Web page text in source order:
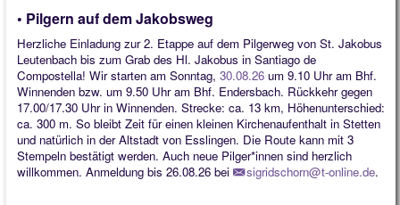
• Pilgern auf dem Jakobsweg
Herzliche Einladung zur 2. Etappe auf dem Pilgerweg von St. Jakobus
Leutenbach bis zum Grab des Hl. Jakobus in Santiago de
Compostella! Wir starten am Sonntag, 30.08.26 um 9.10 Uhr am Bhf.
Winnenden bzw. um 9.50 Uhr am Bhf. Endersbach. Rückkehr gegen
17.00/17.30 Uhr in Winnenden. Strecke: ca. 13 km, Höhenunterschied:
ca. 300 m. So bleibt Zeit für einen kleinen Kirchenaufenthalt in Stetten
und natürlich in der Altstadt von Esslingen. Die Route kann mit 3
Stempeln bestätigt werden. Auch neue Pilger*innen sind herzlich
willkommen. Anmeldung bis 26.08.26 bei
sigridschorn@t-online.de.